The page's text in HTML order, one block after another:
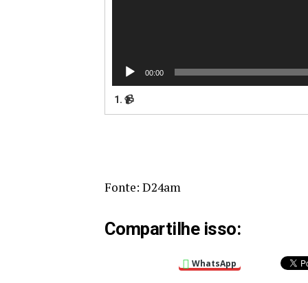
00:00
1. 📹
Fonte: D24am
Compartilhe isso:
WhatsApp